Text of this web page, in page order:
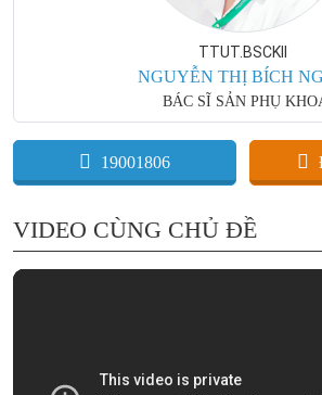
TTUT.BSCKII
NGUYỄN THỊ BÍCH
BÁC SĨ SẢN PHỤ
19001806
VIDEO CÙNG CHỦ ĐỀ